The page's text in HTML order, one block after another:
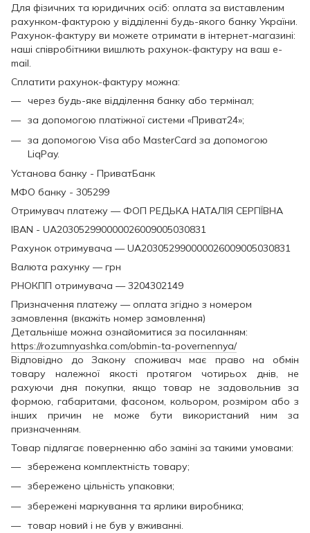
Для фізичних та юридичних осіб: оплата за виставленим
рахунком-фактурою у відділенні будь-якого банку України.
Рахунок-фактуру ви можете отримати в інтернет-магазині:
наші співробітники вишлють рахунок-фактуру на ваш e-
mail.
Сплатити рахунок-фактуру можна:
через будь-яке відділення банку або термінал;
за допомогою платіжної системи «Приват24»;
за допомогою Visa або MasterCard за допомогою
LiqPay.
Установа банку - ПриватБанк
МФО банку - 305299
Отримувач платежу — ФОП РЕДЬКА НАТАЛІЯ СЕРГІЇВНА
IBAN - UA203052990000026009005030831
Рахунок отримувача — UA203052990000026009005030831
Валюта рахунку — грн
РНОКПП отримувача — 3204302149
Призначення платежу — оплата згідно з номером
замовлення (вкажіть номер замовлення)
Детальніше можна ознайомитися за посиланням:
https://rozumnyashka.com/obmin-ta-povernennya/
Відповідно до Закону споживач має право на обмін
товару належної якості протягом чотирьох днів, не
рахуючи дня покупки, якщо товар не задовольнив за
формою, габаритами, фасоном, кольором, розміром або з
інших причин не може бути використаний ним за
призначенням.
Товар підлягає поверненню або заміні за такими умовами:
збережена комплектність товару;
збережено цільність упаковки;
збережені маркування та ярлики виробника;
товар новий і не був у вживанні.